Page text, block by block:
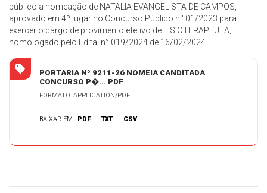
público a nomeação de NATALIA EVANGELISTA DE CAMPOS,
aprovado em 4º lugar no Concurso Público n° 01/2023 para
exercer o cargo de provimento efetivo de FISIOTERAPEUTA,
homologado pelo Edital n° 019/2024 de 16/02/2024.
PORTARIA Nº 9211-26 NOMEIA CANDITADA
CONCURSO P�... PDF
FORMATO: APPLICATION/PDF
BAIXAR EM: PDF |TXT | CSV